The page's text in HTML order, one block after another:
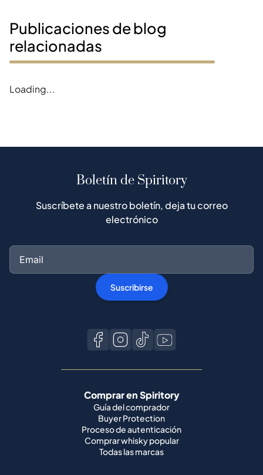
Publicaciones de blog
relacionadas
Loading...
Boletín de Spiritory
Suscríbete a nuestro boletín, deja tu correo
electrónico
Suscribirse
Comprar en Spiritory
Guía del comprador
Buyer Protection
Proceso de autenticación
Comprar whisky popular
Todas las marcas